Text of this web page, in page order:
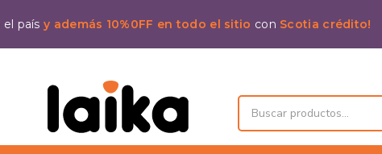
el paísy además 10%0FF en todo el sitio con Scotia crédito!